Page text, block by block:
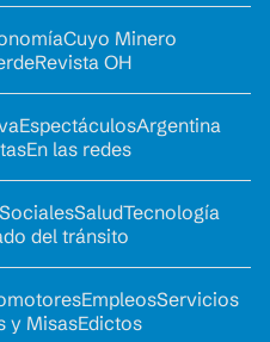
Cuyo Minero
Revista OH
EspectáculosArgentina
En las redes
SaludTecnología
del tránsito
EmpleosServicios
y MisasEdictos